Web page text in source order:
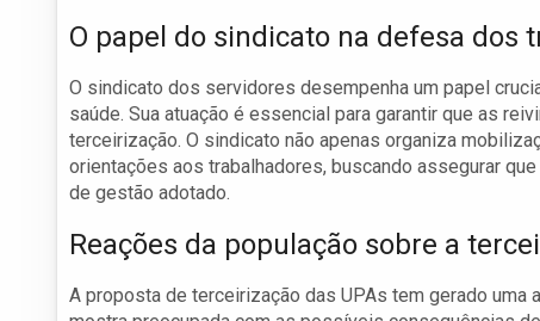
O papel do sindicato na defesa dos
O sindicato dos servidores desempenha um papel
saúde. Sua atuação é essencial para garantir que as
terceirização. O sindicato não apenas organiza
orientações aos trabalhadores, buscando assegurar
de gestão adotado.
Reações da população sobre a
A proposta de terceirização das UPAs tem gerado uma